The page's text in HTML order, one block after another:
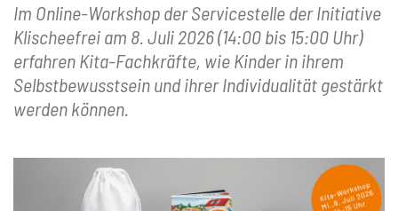
Im Online-Workshop der Servicestelle der Initiative
Klischeefrei am 8. Juli 2026 (14:00 bis 15:00 Uhr)
erfahren Kita-Fachkräfte, wie Kinder in ihrem
Selbstbewusstsein und ihrer Individualität gestärkt
werden können.